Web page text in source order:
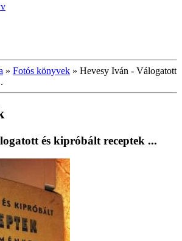
» Fotós könyvek » Hevesy Iván - Válogatott
és kipróbált receptek ...